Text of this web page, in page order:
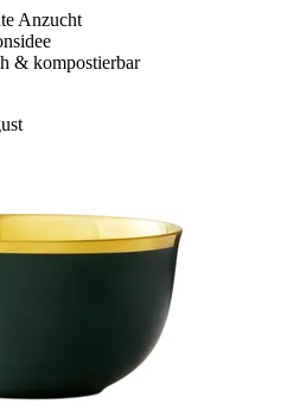
Anzucht
& kompostierbar